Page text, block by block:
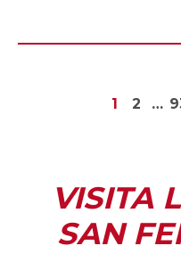
1 2 …
VISITA
SAN